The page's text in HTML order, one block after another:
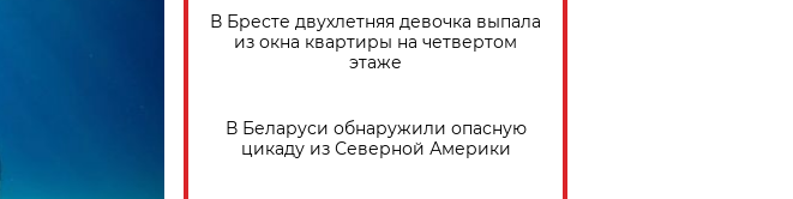
В Бресте двухлетняя девочка выпала
из окна квартиры на четвертом
этаже
В Беларуси обнаружили опасную
цикаду из Северной Америки